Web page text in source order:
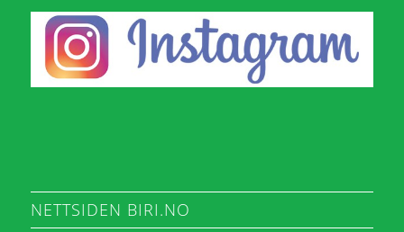
NETTSIDEN BIRI.NO